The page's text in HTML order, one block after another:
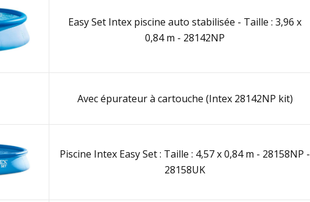
Easy Set Intex piscine auto stabilisée - Taille : 3,96 x
0,84 m - 28142NP
Avec épurateur à cartouche (Intex 28142NP kit)
Piscine Intex Easy Set : Taille : 4,57 x 0,84 m - 28158NP -
28158UK